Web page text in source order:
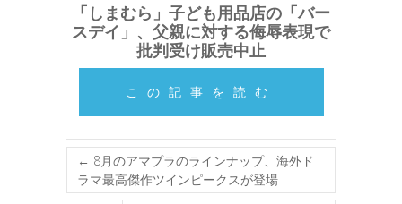
「しまむら」子ども用品店の「バー
スデイ」、父親に対する侮辱表現で
批判受け販売中止
この記事を読む
← 8月のアマプラのラインナップ、海外ド
ラマ最高傑作ツインピークスが登場